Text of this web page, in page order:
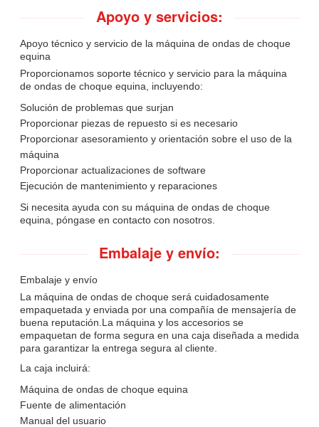
Apoyo y servicios:
Apoyo técnico y servicio de la máquina de ondas de choque
equina
Proporcionamos soporte técnico y servicio para la máquina
de ondas de choque equina, incluyendo:
Solución de problemas que surjan
Proporcionar piezas de repuesto si es necesario
Proporcionar asesoramiento y orientación sobre el uso de la
máquina
Proporcionar actualizaciones de software
Ejecución de mantenimiento y reparaciones
Si necesita ayuda con su máquina de ondas de choque
equina, póngase en contacto con nosotros.
Embalaje y envío:
Embalaje y envío
La máquina de ondas de choque será cuidadosamente
empaquetada y enviada por una compañía de mensajería de
buena reputación.La máquina y los accesorios se
empaquetan de forma segura en una caja diseñada a medida
para garantizar la entrega segura al cliente.
La caja incluirá:
Máquina de ondas de choque equina
Fuente de alimentación
Manual del usuario